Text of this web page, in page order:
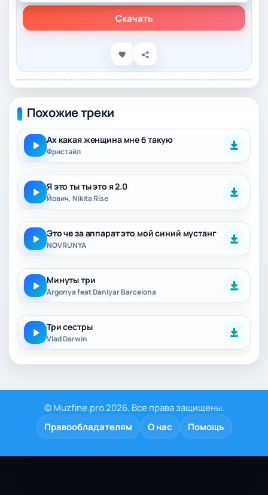
Скачать
Похожие треки
Ах какая женщина мне б такую
Фристайл
Я это ты ты это я 2.0
Йович, Nikita Rise
Это че за аппарат это мой синий мустанг
NOVRUNYA
Минуты три
Argonya feat Daniyar Barcelona
Три сестры
Vlad Darwin
© Muzfine.pro 2026. Все права защищены.
Правообладателям
О нас Помощь